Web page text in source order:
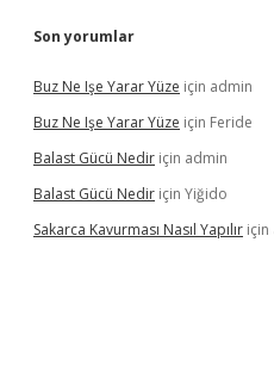
Son yorumlar
Buz Ne Işe Yarar Yüze için admin
Buz Ne Işe Yarar Yüze için Feride
Balast Gücü Nedir için admin
Balast Gücü Nedir için Yiğido
Sakarca Kavurması Nasıl Yapılır için